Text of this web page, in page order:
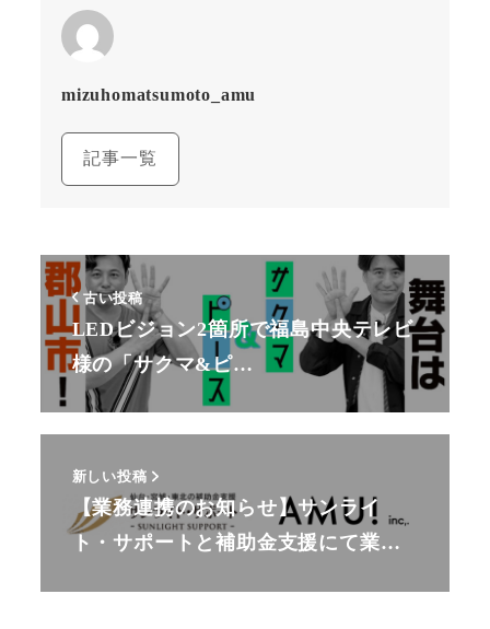
mizuhomatsumoto_amu
記事一覧
古い投稿
LEDビジョン2箇所で福島中央テレビ
様の「サクマ&ピ…
新しい投稿
【業務連携のお知らせ】サンライ
ト・サポートと補助金支援にて業…